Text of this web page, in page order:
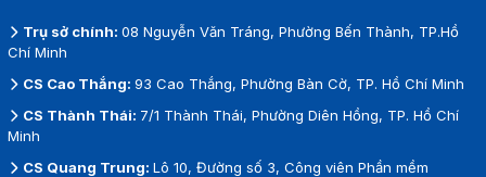
Trụ sở chính:08 Nguyễn Văn Tráng, Phường Bến Thành, TP.Hồ
Chí Minh
CS Cao Thắng:93 Cao Thắng, Phường Bàn Cờ, TP. Hồ Chí Minh
CS Thành Thái: 7/1 Thành Thái, Phường Diên Hồng, TP. Hồ Chí
Minh
CS Quang Trung:Lô 10, Đường số 3, Công viên Phần mềm